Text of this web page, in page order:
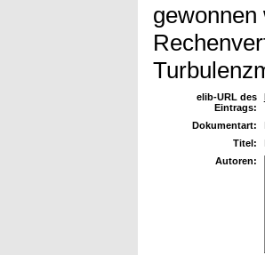
elib-URL des
Eintrags:
Dokumentart:
Titel:
Autoren: